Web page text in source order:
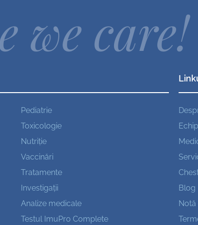
we care!
Pediatrie
Toxicologie
Nutriție
Vaccinări
Tratamente
Investigații
Analize medicale
Testul ImuPro Complete
Blog